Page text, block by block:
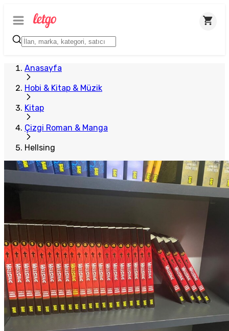
Anasayfa
Hobi & Kitap & Müzik
Kitap
Çizgi Roman & Manga
Hellsing